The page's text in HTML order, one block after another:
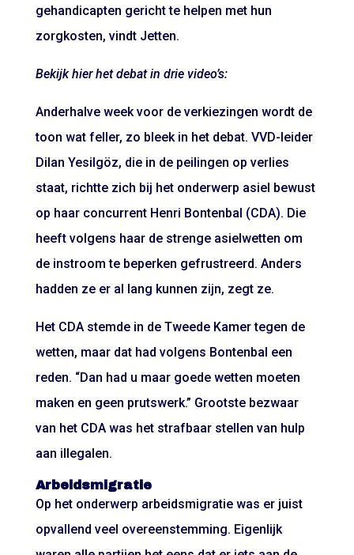
gehandicapten gericht te helpen met hun
zorgkosten, vindt Jetten.
Bekijk hier het debat in drie video’s:
Anderhalve week voor de verkiezingen wordt de
toon wat feller, zo bleek in het debat. VVD-leider
Dilan Yesilgöz, die in de peilingen op verlies
staat, richtte zich bij het onderwerp asiel bewust
op haar concurrent Henri Bontenbal (CDA). Die
heeft volgens haar de strenge asielwetten om
de instroom te beperken gefrustreerd. Anders
hadden ze er al lang kunnen zijn, zegt ze.
Het CDA stemde in de Tweede Kamer tegen de
wetten, maar dat had volgens Bontenbal een
reden. “Dan had u maar goede wetten moeten
maken en geen prutswerk.” Grootste bezwaar
van het CDA was het strafbaar stellen van hulp
aan illegalen.
Arbeidsmigratie
Op het onderwerp arbeidsmigratie was er juist
opvallend veel overeenstemming. Eigenlijk